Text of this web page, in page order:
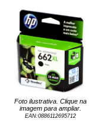
Foto ilustrativa. Clique na
imagem para ampliar.
EAN:0886112695712